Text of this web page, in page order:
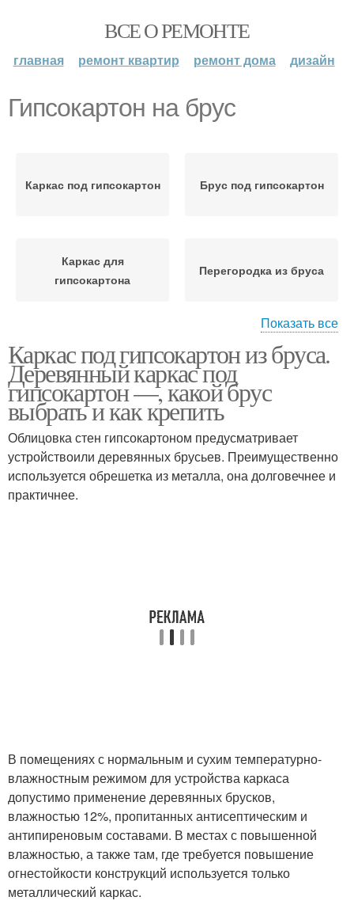
ВСЕ О РЕМОНТЕ
главная ремонт квартир ремонт дома дизайн
Гипсокартон на брус
Каркас под гипсокартон Брус под гипсокартон
Каркас для
гипсокартона
Перегородка из бруса
деревянные стены
Гипсокартон к
деревянной стене
Гипсокартон на
деревянный каркас
Показать все
Каркас под гипсокартон из бруса.
Деревянный каркас под
гипсокартон —, какой брус
выбрать и как крепить
Облицовка стен гипсокартоном предусматривает
устройствоили деревянных брусьев. Преимущественно
используется обрешетка из металла, она долговечнее и
практичнее.
В помещениях с нормальным и сухим температурно-
влажностным режимом для устройства каркаса
допустимо применение деревянных брусков,
влажностью 12%, пропитанных антисептическим и
антипиреновым составами. В местах с повышенной
влажностью, а также там, где требуется повышение
огнестойкости конструкций используется только
металлический каркас.